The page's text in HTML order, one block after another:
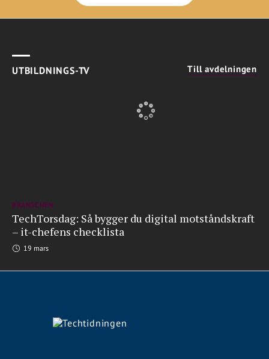
UTBILDNINGS-TV Till avdelningen
BRANSCHEN
TechTorsdag: Så bygger du digital motståndskraft
– it-chefens checklista
19 mars